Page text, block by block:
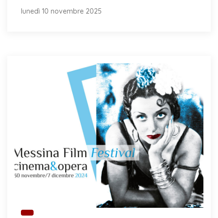
lunedì 10 novembre 2025